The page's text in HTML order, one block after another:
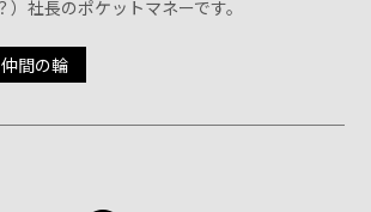
社長のポケットマネーです。
仲間の輪